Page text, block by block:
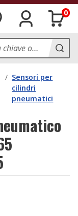
0
/ Sensori per
cilindri
pneumatici